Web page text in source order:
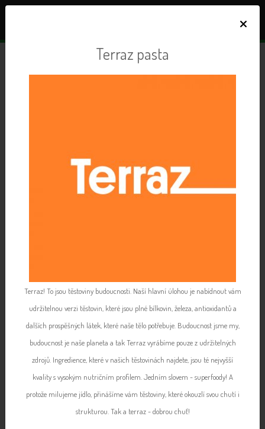
Dodavatelé v iBi STORE
×
Terraz pasta
Terraz! To jsou těstoviny budoucnosti. Naší hlavní úlohou je nabídnout vám
udržitelnou verzi těstovin, které jsou plné bílkovin, železa, antioxidantů a
dalších prospěšných látek, které naše tělo potřebuje. Budoucnost jsme my,
budoucnost je naše planeta a tak Terraz vyrábíme pouze z udržitelných
zdrojů. Ingredience, které v našich těstovinách najdete, jsou té nejvyšší
kvality s vysokým nutričním profilem. Jedním slovem - superfoody! A
protože milujeme jídlo, přinášíme vám těstoviny, které okouzlí svou chutí i
strukturou. Tak a terraz - dobrou chuť!